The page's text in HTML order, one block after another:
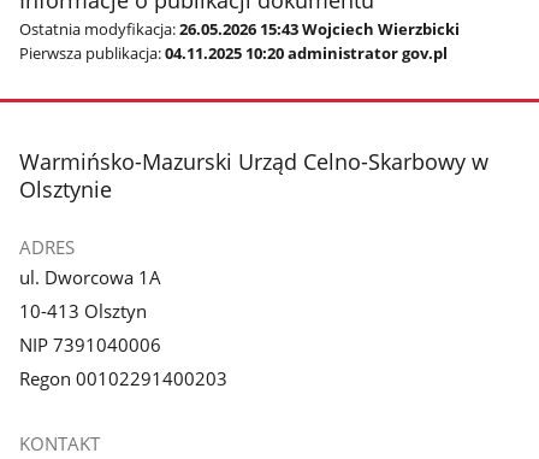
Ostatnia modyfikacja:26.05.2026 15:43 Wojciech Wierzbicki
Pierwsza publikacja:04.11.2025 10:20 administrator gov.pl
stopka
Warmińsko-Mazurski Urząd Celno-Skarbowy w
Olsztynie
ADRES
ul. Dworcowa 1A
10-413 Olsztyn
NIP 7391040006
Regon 00102291400203
KONTAKT